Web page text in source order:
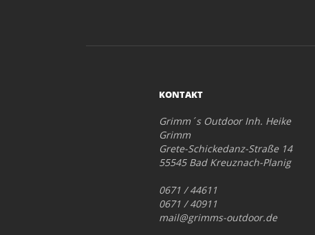
KONTAKT
Grimm´s Outdoor Inh. Heike
Grimm
Grete-Schickedanz-Straße 14
55545 Bad Kreuznach-Planig
0671 / 44611
0671 / 40911
mail@grimms-outdoor.de